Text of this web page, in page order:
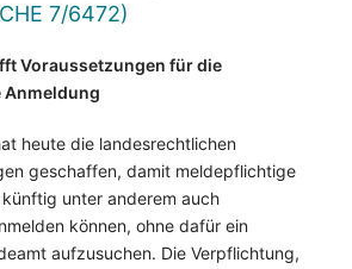
7/6472)
Voraussetzungen für die
heute die landesrechtlichen
geschaffen, damit meldepflichtige
künftig unter anderem auch
können, ohne dafür ein
aufzusuchen. Die Verpflichtung,